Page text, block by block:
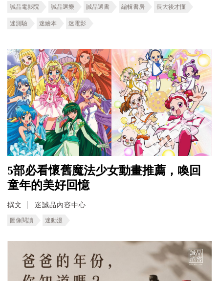
誠品電影院 誠品選樂 誠品選書 編輯書房 長大後才懂
迷測驗 迷繪本 迷電影
5部必看懷舊魔法少女動畫推薦，喚回
童年的美好回憶
撰文 迷誠品內容中心
圖像閱讀 迷動漫